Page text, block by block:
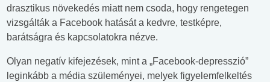
drasztikus növekedés miatt nem csoda, hogy rengetegen
vizsgálták a Facebook hatását a kedvre, testképre,
barátságra és kapcsolatokra nézve.
Olyan negatív kifejezések, mint a „Facebook-depresszió”
leginkább a média szüleményei, melyek figyelemfelkeltés